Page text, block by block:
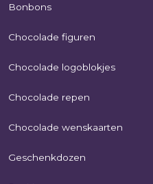
Bonbons
Chocolade figuren
Chocolade logoblokjes
Chocolade repen
Chocolade wenskaarten
Geschenkdozen